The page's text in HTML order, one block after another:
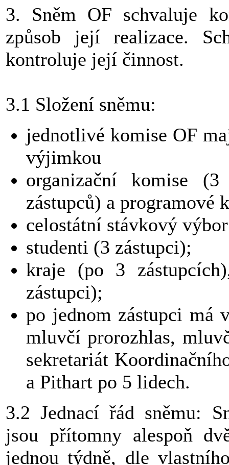
3. Sněm OF schvaluje
způsob její realizace.
kontroluje její činnost.
3.1 Složení sněmu:
jednotlivé komise OF
výjimkou
organizační komise
zástupců) a programové
celostátní stávkový
studenti (3 zástupci);
kraje (po 3
zástupci);
po jednom zástupci má
mluvčí prorozhlas,
sekretariát
a Pithart po 5 lidech.
3.2 Jednací řád sněmu:
jsou přítomny alespoň
jednou týdně, dle